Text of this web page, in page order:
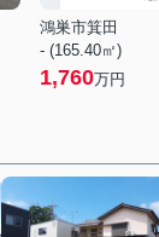
鴻巣市箕田
- (165.40㎡)
1,760万円